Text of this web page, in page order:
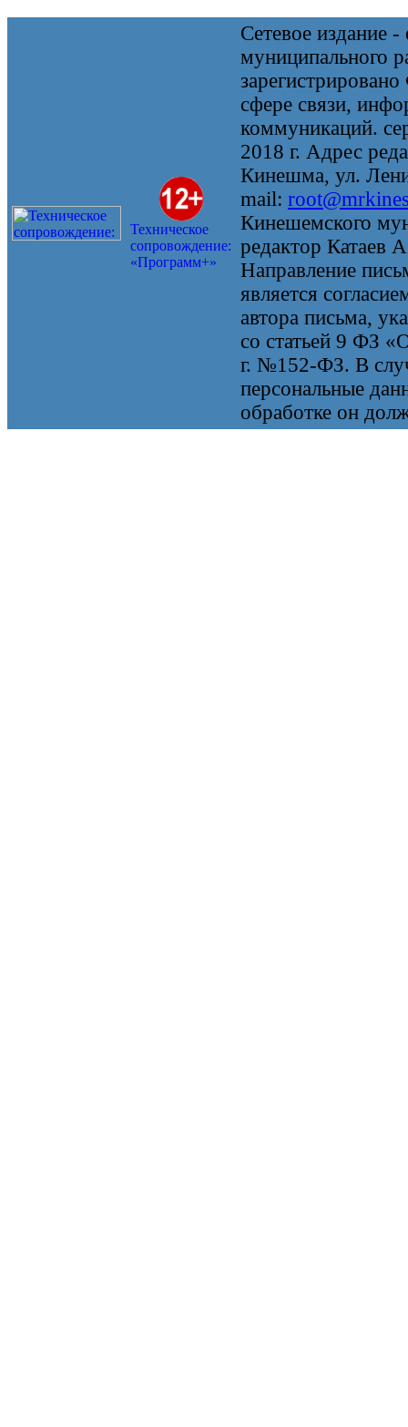
Техническое
сопровождение:
«Программ+»
Сетевое издание
муниципального
сфере связи,
коммуникаций.
2018 г. Адрес
Кинешма, ул.
mail:
Кинешемского
редактор Катаев
Направление
является
автора письма,
со статьей 9 ФЗ
г. №152-ФЗ. В
персональные
обработке он